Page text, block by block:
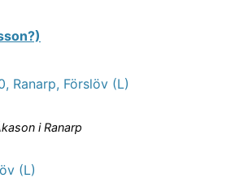
Ranarp, Förslöv (L)
i Ranarp
(L)